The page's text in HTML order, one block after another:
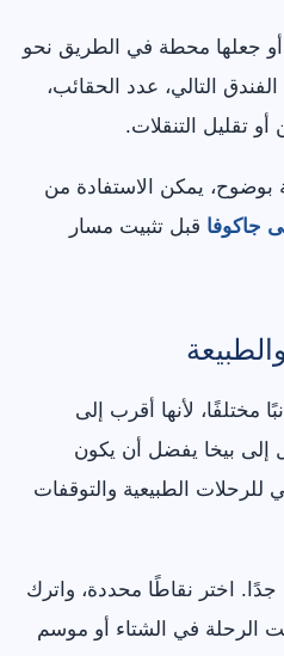
أو جعلها محطة في الطريق نحو
التالي، عدد الحقائب،
تقليل التنقلات.
بوضوح، يمكن الاستفادة من
جاكوفا قبل تثبيت مسار
مختلفًا، لأنها أقرب إلى
إلى بيخا يفضل أن يكون
للرحلات الطبيعية والتوقفات
اختر نقاطًا محددة، واترك
الرحلة في الشتاء أو موسم